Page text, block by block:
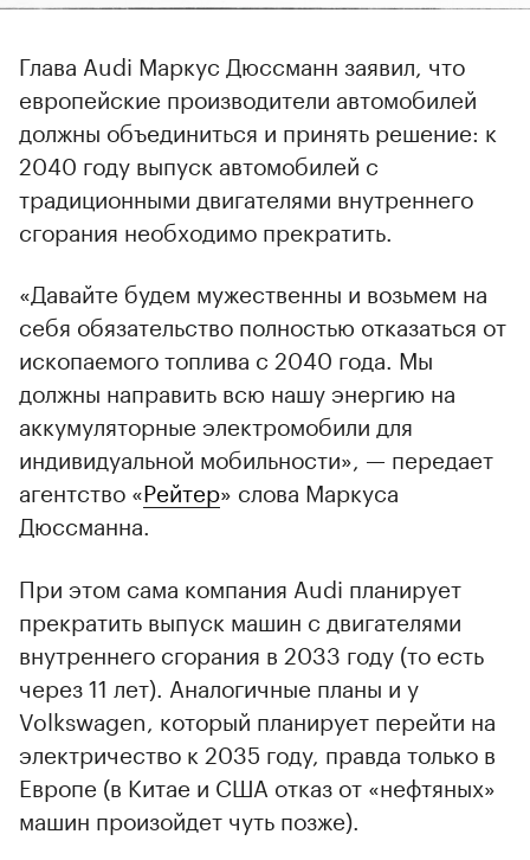
Глава Audi Маркус Дюссманн заявил, что
европейские производители автомобилей
должны объединиться и принять решение: к
2040 году выпуск автомобилей с
традиционными двигателями внутреннего
сгорания необходимо прекратить.
«Давайте будем мужественны и возьмем на
себя обязательство полностью отказаться от
ископаемого топлива с 2040 года. Мы
должны направить всю нашу энергию на
аккумуляторные электромобили для
индивидуальной мобильности», — передает
агентство «Рейтер» слова Маркуса
Дюссманна.
00:00 / 00:00
При этом сама компания Audi планирует
прекратить выпуск машин с двигателями
внутреннего сгорания в 2033 году (то есть
через 11 лет). Аналогичные планы и у
Volkswagen, который планирует перейти на
электричество к 2035 году, правда только в
Европе (в Китае и США отказ от «нефтяных»
машин произойдет чуть позже).